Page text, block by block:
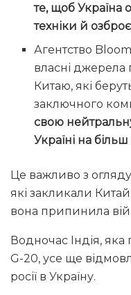
те, щоб Україна
техніки й
Агентство
власні
Китаю, які
заключного
свою
Україні на
Це важливо з
які закликали
вона припинила
Водночас Індія,
G-20, усе ще
росії в Україну.